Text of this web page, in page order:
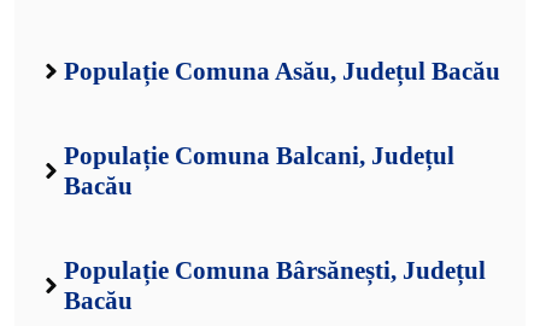
Populație Comuna Asău, Județul Bacău
Populație Comuna Balcani, Județul
Bacău
Populație Comuna Bârsănești, Județul
Bacău